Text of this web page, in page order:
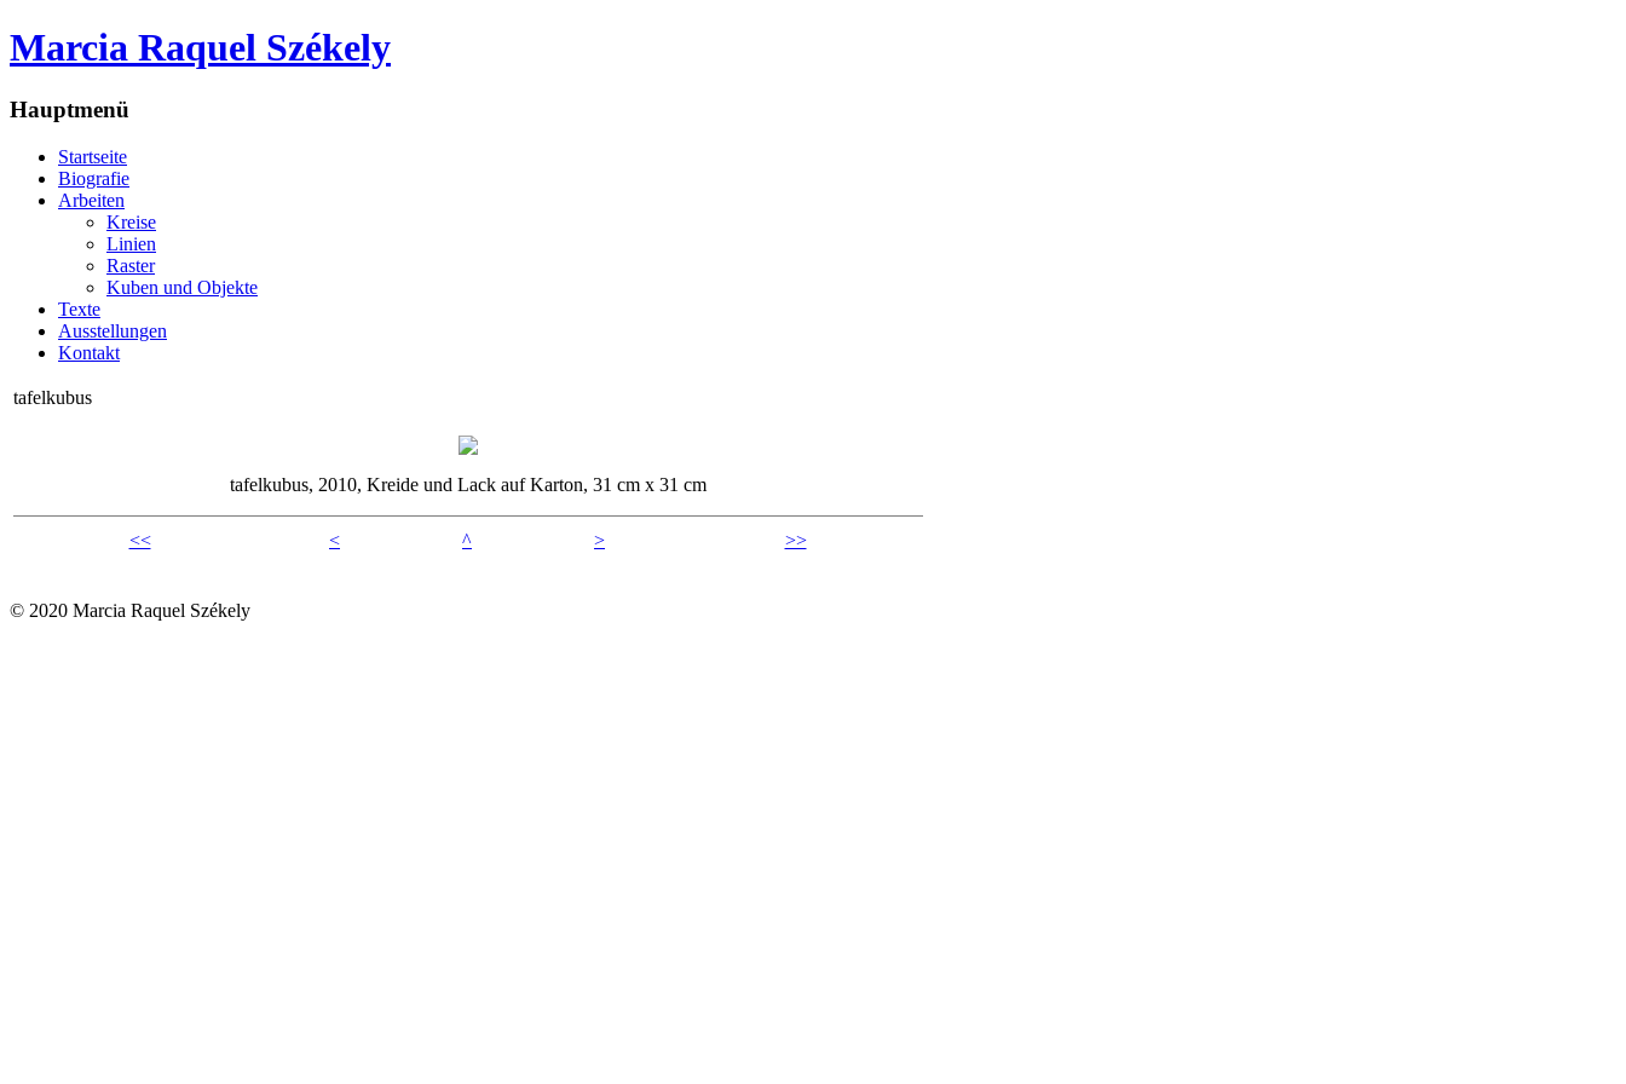
Marcia Raquel Székely
Hauptmenü
Startseite
Biografie
Arbeiten
Kreise
Linien
Raster
Kuben und Objekte
Texte
Ausstellungen
Kontakt
tafelkubus
tafelkubus, 2010, Kreide und Lack auf Karton, 31 cm x 31 cm
<< < ^ > >>
© 2020 Marcia Raquel Székely